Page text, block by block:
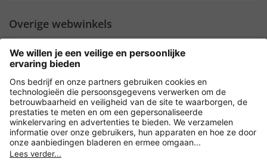
Overige webwinkels
Nederland
Payment and Delivery
Versleuteling met